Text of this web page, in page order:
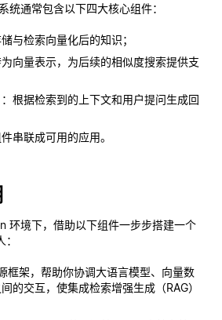
统通常包含以下四大核心组件：
与检索向量化后的知识；
向量表示，为后续的相似度搜索提供支
根据检索到的上下文和用户提问生成回
串联成可用的应用。
环境下，借助以下组件一步步搭建一个
框架，帮助你协调大语言模型、向量数
的交互，使集成检索增强生成（RAG）